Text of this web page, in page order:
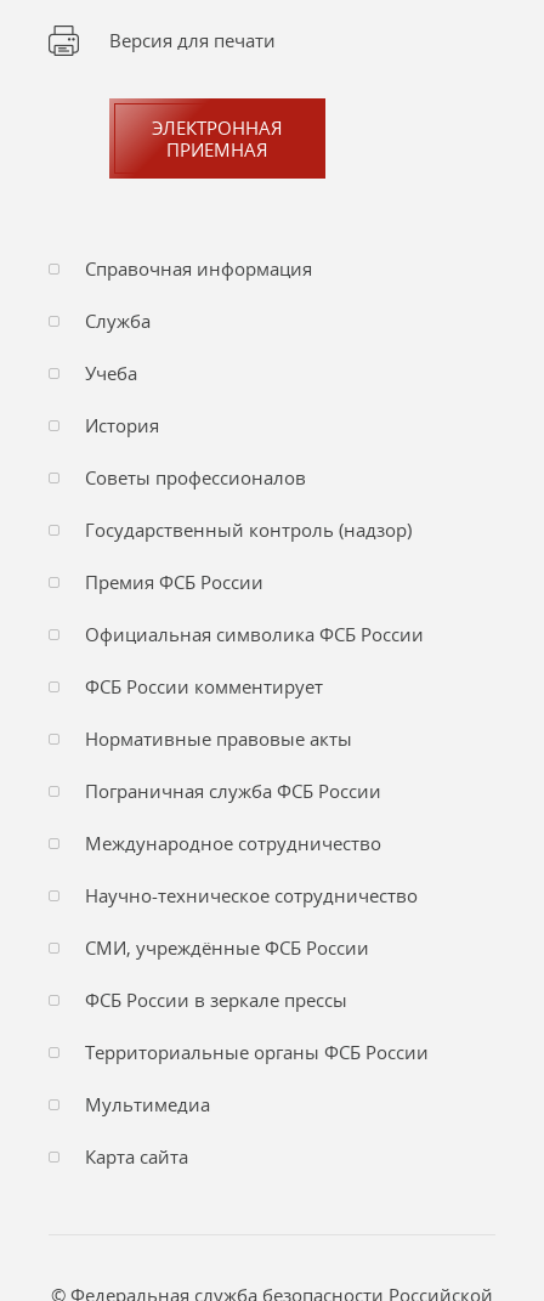
Версия для печати
ЭЛЕКТРОННАЯ
ПРИЕМНАЯ
Справочная информация
Служба
Учеба
История
Советы профессионалов
Государственный контроль (надзор)
Премия ФСБ России
Официальная символика ФСБ России
ФСБ России комментирует
Нормативные правовые акты
Пограничная служба ФСБ России
Международное сотрудничество
Научно-техническое сотрудничество
СМИ, учреждённые ФСБ России
ФСБ России в зеркале прессы
Территориальные органы ФСБ России
Мультимедиа
Карта сайта
© Федеральная служба безопасности Российской